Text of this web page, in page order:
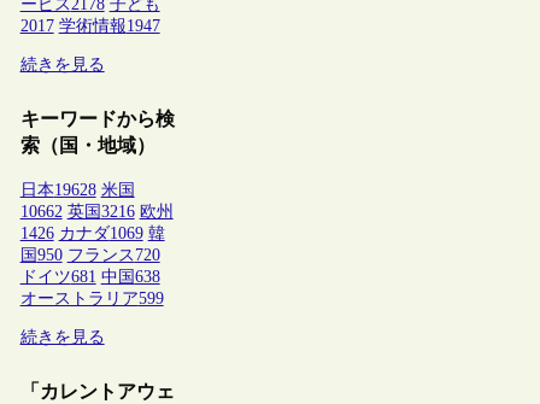
ービス2178 子ども
2017 学術情報1947
続きを見る
キーワードから検
索（国・地域）
日本19628 米国
10662 英国 3216 欧州
1426 カナダ1069 韓
国 950 フランス 720
ドイツ681 中国 638
オーストラリア599
続きを見る
「カレントアウェ